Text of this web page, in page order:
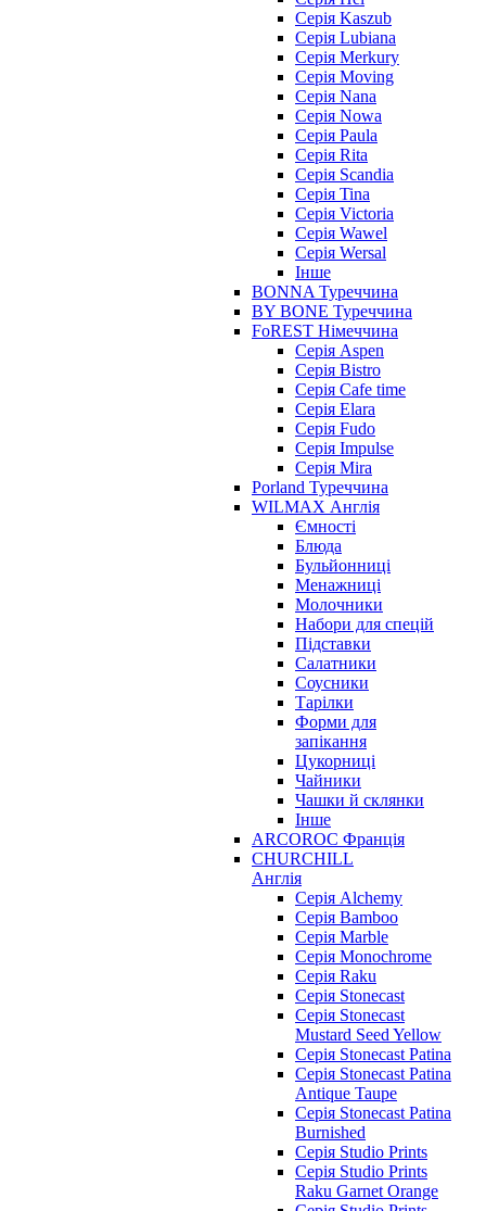
Серія Kaszub
Серія Lubiana
Серія Merkury
Серія Moving
Серія Nana
Серія Nowa
Серія Paula
Серія Rita
Серія Scandia
Серія Tina
Серія Victoria
Серія Wawel
Серія Wersal
Інше
BONNA Туреччина
BY BONE Туреччина
FoREST Німеччина
Серія Aspen
Серія Bistro
Серія Cafe time
Серія Elara
Серія Fudo
Серія Impulse
Серія Mira
Porland Туреччина
WILMAX Англія
Ємності
Блюда
Бульйонниці
Менажниці
Молочники
Набори для спецій
Підставки
Салатники
Соусники
Тарілки
Форми для
запікання
Цукорниці
Чайники
Чашки й склянки
Інше
ARCOROC Франція
CHURCHILL
Англія
Серія Alchemy
Серія Bamboo
Серія Marble
Серія Monochrome
Серія Raku
Серія Stonecast
Серія Stonecast
Mustard Seed Yellow
Серія Stonecast Patina
Серія Stonecast Patina
Antique Taupe
Серія Stonecast Patina
Burnished
Серія Studio Prints
Серія Studio Prints
Raku Garnet Orange